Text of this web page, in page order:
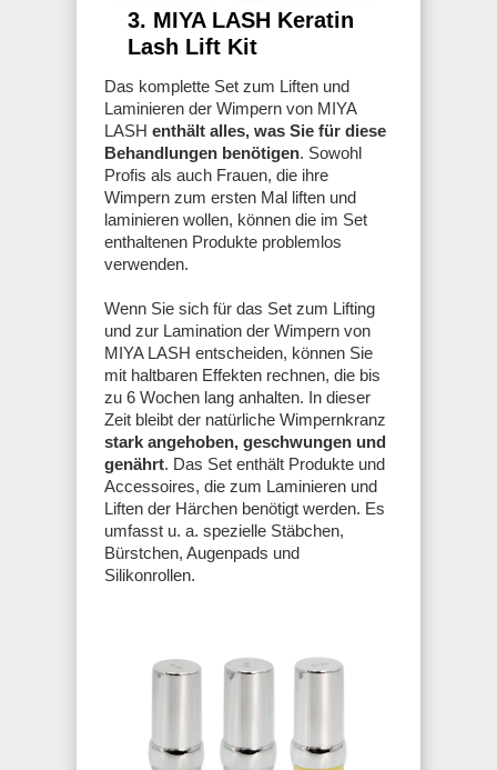
3. MIYA LASH Keratin
Lash Lift Kit
Das komplette Set zum Liften und
Laminieren der Wimpern von MIYA
LASH enthält alles, was Sie für diese
Behandlungen benötigen. Sowohl
Profis als auch Frauen, die ihre
Wimpern zum ersten Mal liften und
laminieren wollen, können die im Set
enthaltenen Produkte problemlos
verwenden.
Wenn Sie sich für das Set zum Lifting
und zur Lamination der Wimpern von
MIYA LASH entscheiden, können Sie
mit haltbaren Effekten rechnen, die bis
zu 6 Wochen lang anhalten. In dieser
Zeit bleibt der natürliche Wimpernkranz
stark angehoben, geschwungen und
genährt. Das Set enthält Produkte und
Accessoires, die zum Laminieren und
Liften der Härchen benötigt werden. Es
umfasst u. a. spezielle Stäbchen,
Bürstchen, Augenpads und
Silikonrollen.